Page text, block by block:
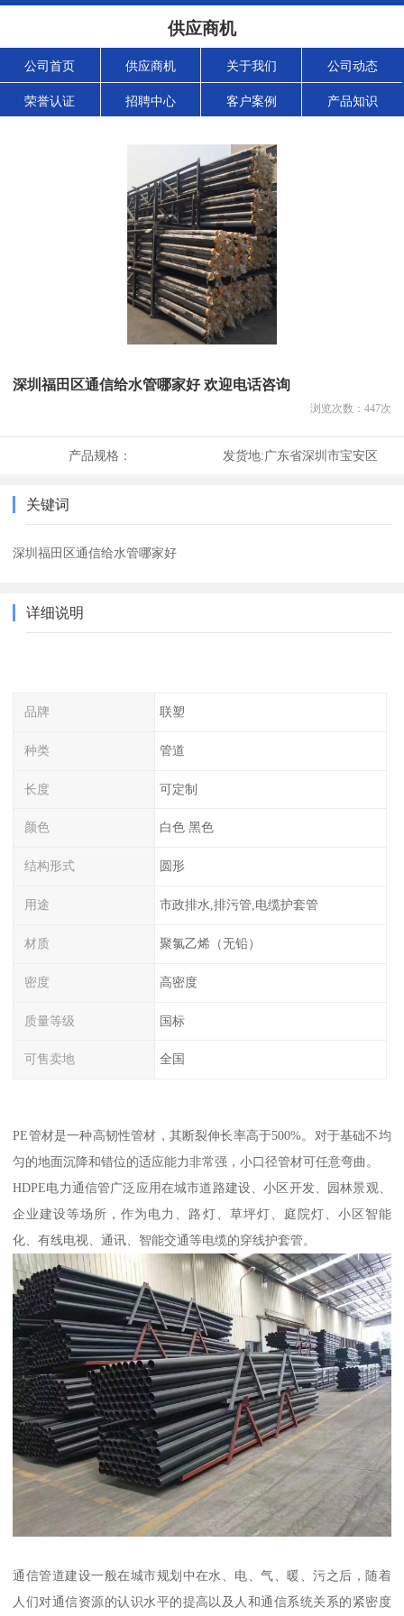
供应商机
公司首页 供应商机 关于我们 公司动态
荣誉认证 招聘中心 客户案例 产品知识
深圳福田区通信给水管哪家好 欢迎电话咨询
浏览次数： 447次
产品规格： 发货地:广东省深圳市宝安区
关键词
深圳福田区通信给水管哪家好
详细说明
品牌 联塑
种类 管道
长度 可定制
颜色 白色 黑色
结构形式 圆形
用途 市政排水,排污管,电缆护套管
材质 聚氯乙烯（无铅）
密度 高密度
质量等级 国标
可售卖地 全国
PE管材是一种高韧性管材，其断裂伸长率高于500%。对于基础不均
匀的地面沉降和错位的适应能力非常强，小口径管材可任意弯曲。
HDPE电力通信管广泛应用在城市道路建设、小区开发、园林景观、
企业建设等场所，作为电力、路灯、草坪灯、庭院灯、小区智能
化、有线电视、通讯、智能交通等电缆的穿线护套管。
通信管道建设一般在城市规划中在水、电、气、暖、污之后，随着
人们对通信资源的认识水平的提高以及人和通信系统关系的紧密度